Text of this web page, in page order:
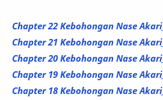
Chapter 22 Kebohongan Nase Akari_
Chapter 21 Kebohongan Nase Akari_
Chapter 20 Kebohongan Nase Akari_
Chapter 19 Kebohongan Nase Akari_
Chapter 18 Kebohongan Nase Akari_